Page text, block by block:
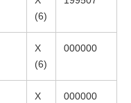
(6)
X
(6)
000000
X
000000